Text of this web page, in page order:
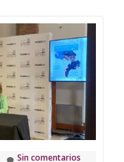
Sin comentarios